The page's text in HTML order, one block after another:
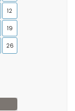
12
19
26